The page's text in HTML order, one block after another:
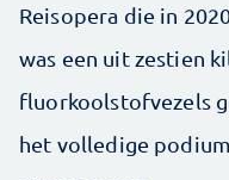
Reisopera die in
was een uit zestien
fluorkoolstofvezels
het volledige